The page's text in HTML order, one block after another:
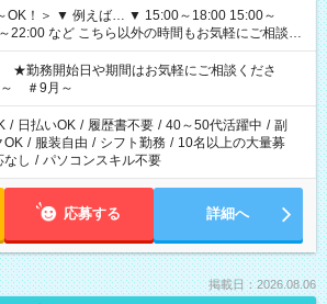
～18:00 15:00～
外の時間もお気軽にご相談く
★勤務開始日や期間はお気軽にご相談くださ
＃9月～
/ 日払いOK / 履歴書不要 / 40～50代活躍中 / 副
OK / 服装自由 / シフト勤務 / 10名以上の大量募
なし / パソコンスキル不要
応募する 詳細へ
掲載日：2026.08.06